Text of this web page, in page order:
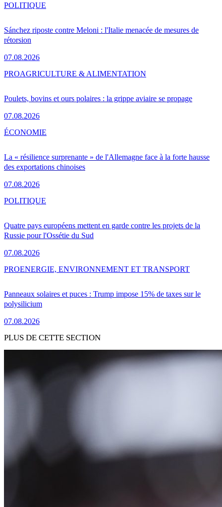
Sánchez riposte contre Meloni : l'Italie menacée de mesures de
rétorsion
07.08.2026
POLITIQUE
Poulets, bovins et ours polaires : la grippe aviaire se propage
07.08.2026
PROAGRICULTURE & ALIMENTATION
La « résilience surprenante » de l'Allemagne face à la forte hausse
des exportations chinoises
07.08.2026
ÉCONOMIE
Quatre pays européens mettent en garde contre les projets de la
Russie pour l'Ossétie du Sud
07.08.2026
POLITIQUE
Panneaux solaires et puces : Trump impose 15% de taxes sur le
polysilicium
07.08.2026
PROENERGIE, ENVIRONNEMENT ET TRANSPORT
PLUS DE CETTE SECTION